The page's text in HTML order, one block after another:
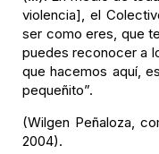
violencia], el
ser como eres, que
puedes reconocer a
que hacemos aquí,
pequeñito”.
(Wilgen Peñaloza,
2004).